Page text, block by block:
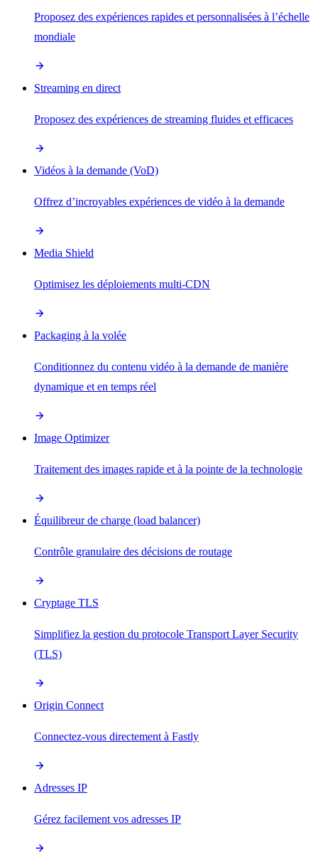
Proposez des expériences rapides et personnalisées à l’échelle
mondiale
Streaming en direct
Proposez des expériences de streaming fluides et efficaces
Vidéos à la demande (VoD)
Offrez d’incroyables expériences de vidéo à la demande
Media Shield
Optimisez les déploiements multi-CDN
Packaging à la volée
Conditionnez du contenu vidéo à la demande de manière
dynamique et en temps réel
Image Optimizer
Traitement des images rapide et à la pointe de la technologie
Équilibreur de charge (load balancer)
Contrôle granulaire des décisions de routage
Cryptage TLS
Simplifiez la gestion du protocole Transport Layer Security
(TLS)
Origin Connect
Connectez-vous directement à Fastly
Adresses IP
Gérez facilement vos adresses IP